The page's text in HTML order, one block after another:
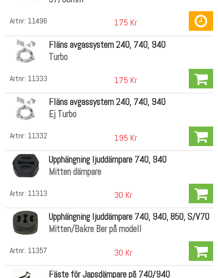
Artnr: 11496 175 Kr
Artnr: 11333
Fläns avgassystem 240, 740, 940
Turbo
175 Kr
Artnr: 11332
Fläns avgassystem 240, 740, 940
Ej Turbo
195 Kr
Artnr: 11313
Upphängning ljuddämpare 740, 940
Mitten dämpare
30 Kr
Artnr: 11357
Upphängning ljuddämpare 740, 940, 850, S/V70
Mitten/Bakre Ber på modell
30 Kr
Fäste för Japsdämpare på 740/940